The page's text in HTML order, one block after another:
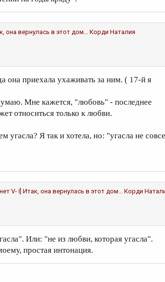
она вернулась в этот дом... Корди Наталия
она приехала ухаживать за ним. ( 17-й я
Мне кажется, "любовь" - последнее
относиться только к любви.
угасла? Я так и хотела, но: "угасла не
V- I] Итак, она вернулась в этот дом... Корди
Или: "не из любви, которая угасла".
простая интонация.